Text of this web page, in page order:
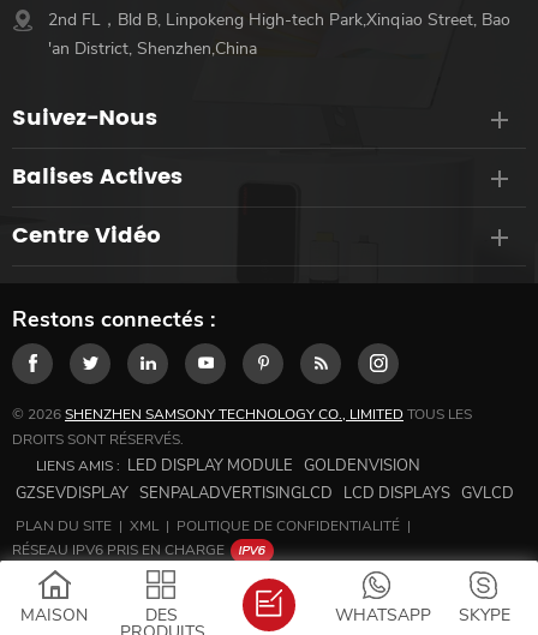
2nd FL，Bld B, Linpokeng High-tech Park,Xinqiao Street, Bao
'an District, Shenzhen,China
Suivez-Nous
Balises Actives
Centre Vidéo
Restons connectés :
© 2026SHENZHEN SAMSONY TECHNOLOGY CO., LIMITED TOUS LES
DROITS SONT RÉSERVÉS.
LIENS AMIS : LED DISPLAY MODULE GOLDENVISION
GZSEVDISPLAY SENPALADVERTISINGLCD LCD DISPLAYS GVLCD
PLAN DU SITE | XML | POLITIQUE DE CONFIDENTIALITÉ |
RÉSEAU IPV6 PRIS EN CHARGE
MAISON DES SKYPE
WHATSAPP